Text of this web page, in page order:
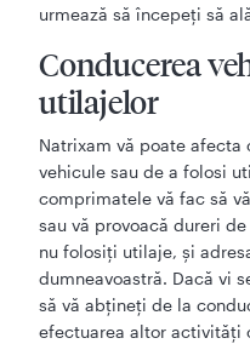
urmează să începeţi să
Conducerea
utilajelor
Natrixam vă poate
vehicule sau de a folosi
comprimatele vă fac să
sau vă provoacă dureri
nu folosiţi utilaje, şi
dumneavoastră. Dacă vi
să vă abţineţi de la
efectuarea altor activităţi